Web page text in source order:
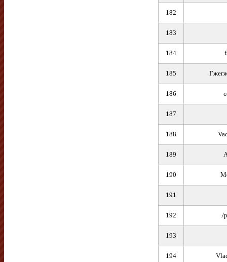
182
183
184
185
186
187
188
189
190
191
192 ./
193
194